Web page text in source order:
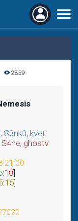
2859
S3nk0, kvet
ghostv
21:00
:10]
:15]